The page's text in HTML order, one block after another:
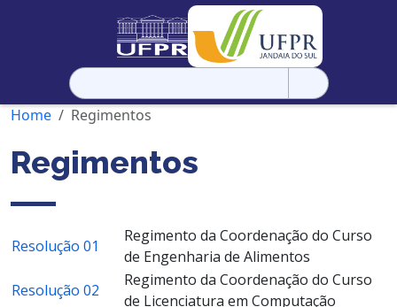
Pesquisar
por:
Home
Regimentos
Regimentos
Resolução 01
Regimento da Coordenação do Curso
de Engenharia de Alimentos
Resolução 02
Regimento da Coordenação do Curso
de Licenciatura em Computação